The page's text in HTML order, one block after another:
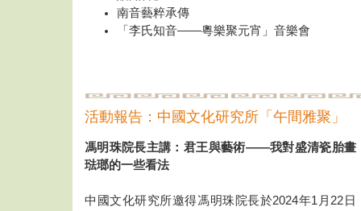
南音藝粹承傳
「李氏知音——粵樂聚元宵」音樂會
活動報告：中國文化研究所「午間雅聚」
馮明珠院長主講：君王與藝術——我對盛清瓷胎畫
琺瑯的一些看法
中國文化研究所邀得馮明珠院長於2024年1月22日